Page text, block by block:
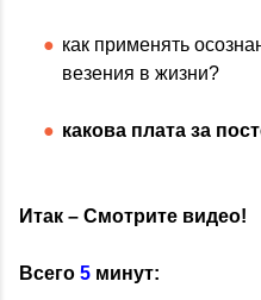
как применять
везения в жизни?
какова плата за
Итак – Смотрите видео!
Всего 5 минут: